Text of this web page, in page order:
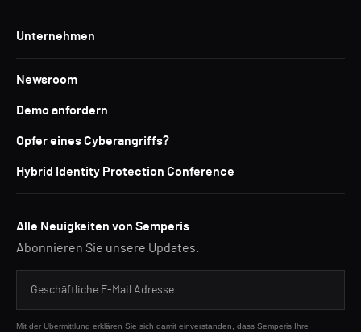
Unternehmen
Newsroom
Demo anfordern
Opfer eines Cyberangriffs?
Hybrid Identity Protection Conference
Alle Neuigkeiten von Semperis
Abonnieren Sie unsere Updates.
Mit der Übermittlung erklären Sie sich damit einverstanden, dass Semperis Ihre